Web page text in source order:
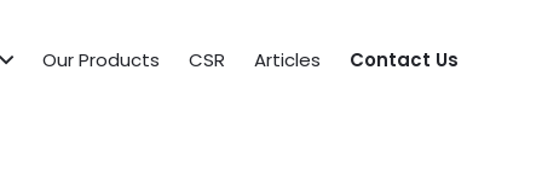
Our Products CSR Articles Contact Us